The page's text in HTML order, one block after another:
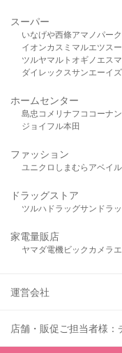
スーパー
いなげや西條アマノパー
イオンカスミ マルエツス
ツルヤマルト オギノ エス
ダイレックスサンエーイ
ホームセンター
島忠 コメリ ナフコ コーナン
ジョイフル本田
ファッション
ユニクロ しまむら アベイル
ドラッグストア
ツルハドラッグサンドラ
家電量販店
ヤマダ電機ビックカメラ
運営会社
店舗・販促ご担当者様